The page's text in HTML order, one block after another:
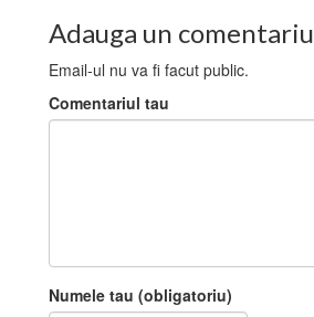
Adauga un comentariu
Email-ul nu va fi facut public.
Comentariul tau
Numele tau (obligatoriu)